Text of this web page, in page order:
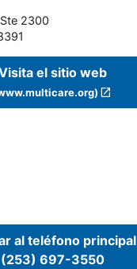
2300
el sitio web
al teléfono principal
(253) 697-3550